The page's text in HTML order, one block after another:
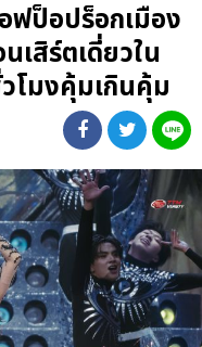
ป็อปร็อกเมือง
เสิร์ตเดี่ยวใน
โมงคุ้มเกินคุ้ม